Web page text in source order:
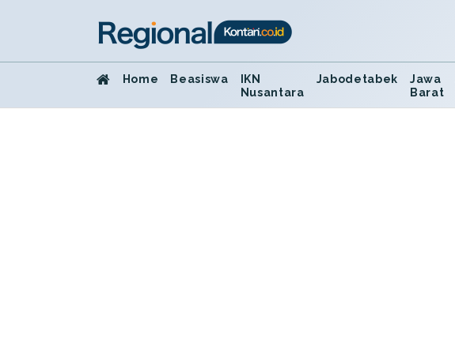
Home Beasiswa
IKN
Nusantara
Jabodetabek
Jawa
Barat